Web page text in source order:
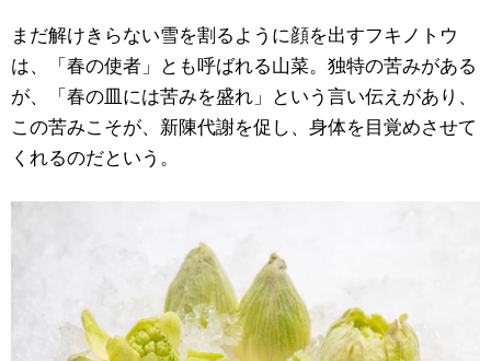
お知らせ
公式SNS
まだ解けきらない雪を割るように顔を出すフキノトウ
は、「春の使者」とも呼ばれる山菜。独特の苦みがある
が、「春の皿には苦みを盛れ」という言い伝えがあり、
この苦みこそが、新陳代謝を促し、身体を目覚めさせて
くれるのだという。